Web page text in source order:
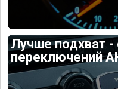
Лучше подхват -
переключений